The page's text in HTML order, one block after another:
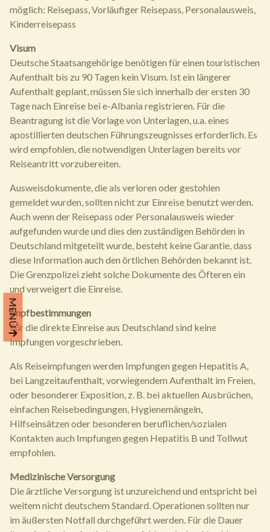
MENÜ
möglich: Reisepass, Vorläufiger Reisepass, Personalausweis,
Kinderreisepass
Visum
Deutsche Staatsangehörige benötigen für einen touristischen
Aufenthalt bis zu 90 Tagen kein Visum. Ist ein längerer
Aufenthalt geplant, müssen Sie sich innerhalb der ersten 30
Tage nach Einreise bei e-Albania registrieren. Für die
Beantragung ist die Vorlage von Unterlagen, u.a. eines
apostillierten deutschen Führungszeugnisses erforderlich. Es
wird empfohlen, die notwendigen Unterlagen bereits vor
Reiseantritt vorzubereiten.
Ausweisdokumente, die als verloren oder gestohlen
gemeldet wurden, sollten nicht zur Einreise benutzt werden.
Auch wenn der Reisepass oder Personalausweis wieder
aufgefunden wurde und dies den zuständigen Behörden in
Deutschland mitgeteilt wurde, besteht keine Garantie, dass
diese Information auch den örtlichen Behörden bekannt ist.
Die Grenzpolizei zieht solche Dokumente des Öfteren ein
und verweigert die Einreise.
Impfbestimmungen
Für die direkte Einreise aus Deutschland sind keine
Impfungen vorgeschrieben.
Als Reiseimpfungen werden Impfungen gegen Hepatitis A,
bei Langzeitaufenthalt, vorwiegendem Aufenthalt im Freien,
oder besonderer Exposition, z. B. bei aktuellen Ausbrüchen,
einfachen Reisebedingungen, Hygienemängeln,
Hilfseinsätzen oder besonderen beruflichen/sozialen
Kontakten auch Impfungen gegen Hepatitis B und Tollwut
empfohlen.
Medizinische Versorgung
Die ärztliche Versorgung ist unzureichend und entspricht bei
weitem nicht deutschem Standard. Operationen sollten nur
im äußersten Notfall durchgeführt werden. Für die Dauer